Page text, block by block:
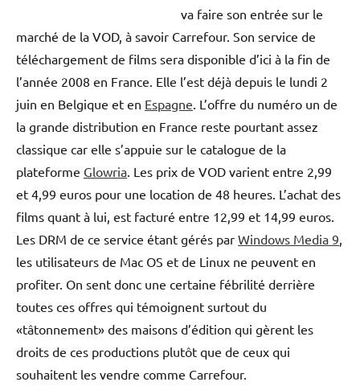
va faire son entrée sur le
marché de la VOD, à savoir Carrefour. Son service de
téléchargement de films sera disponible d’ici à la fin de
l’année 2008 en France. Elle l’est déjà depuis le lundi 2
juin en Belgique et en Espagne . L’offre du numéro un de
la grande distribution en France reste pourtant assez
classique car elle s’appuie sur le catalogue de la
plateforme Glowria . Les prix de VOD varient entre 2,99
et 4,99 euros pour une location de 48 heures. L’achat des
films quant à lui, est facturé entre 12,99 et 14,99 euros.
Les DRM de ce service étant gérés par Windows Media 9
les utilisateurs de Mac OS et de Linux ne peuvent en
profiter. On sent donc une certaine fébrilité derrière
toutes ces offres qui témoignent surtout du
«tâtonnement» des maisons d’édition qui gèrent les
droits de ces productions plutôt que de ceux qui
souhaitent les vendre comme Carrefour.